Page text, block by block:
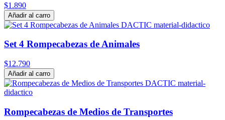
$1.890
Añadir al carro
Set 4 Rompecabezas de Animales
$12.790
Añadir al carro
Rompecabezas de Medios de Transportes